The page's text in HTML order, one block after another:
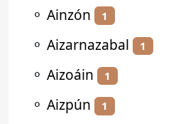
⚬ Ainzón 1
⚬ Aizarnazabal 1
⚬ Aizoáin 1
⚬ Aizpún 1